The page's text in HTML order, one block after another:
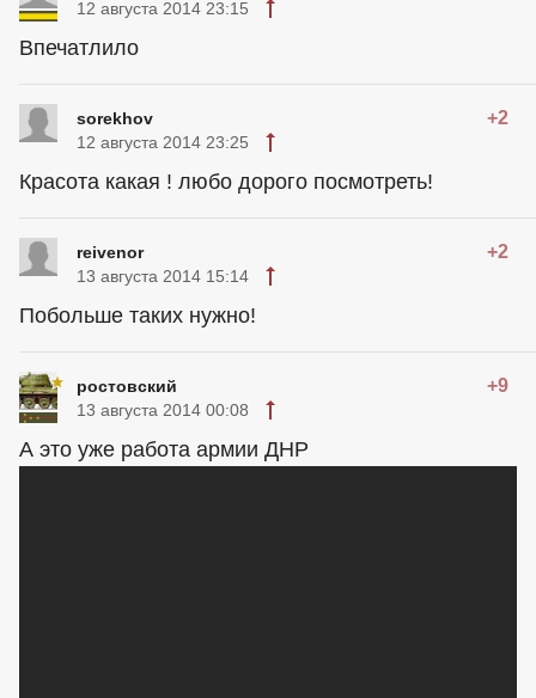
12 августа 2014 23:15
Впечатлило
sorekhov +2
12 августа 2014 23:25
Красота какая ! любо дорого посмотреть!
reivenor +2
13 августа 2014 15:14
Побольше таких нужно!
ростовский +9
13 августа 2014 00:08
А это уже работа армии ДНР